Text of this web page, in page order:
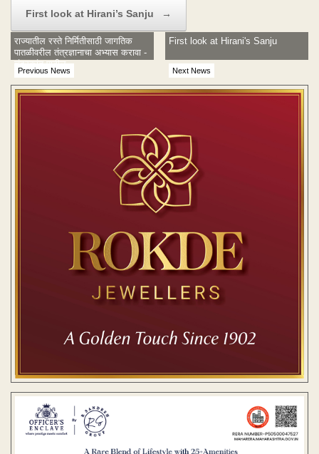
First look at Hirani’s Sanju →
Previous News
राज्यातील रस्ते निर्मितीसाठी जागतिक
पातळीवरील तंत्रज्ञानाचा अभ्यास करावा -
चंद्रकांत पाटील
Next News
First look at Hirani's Sanju